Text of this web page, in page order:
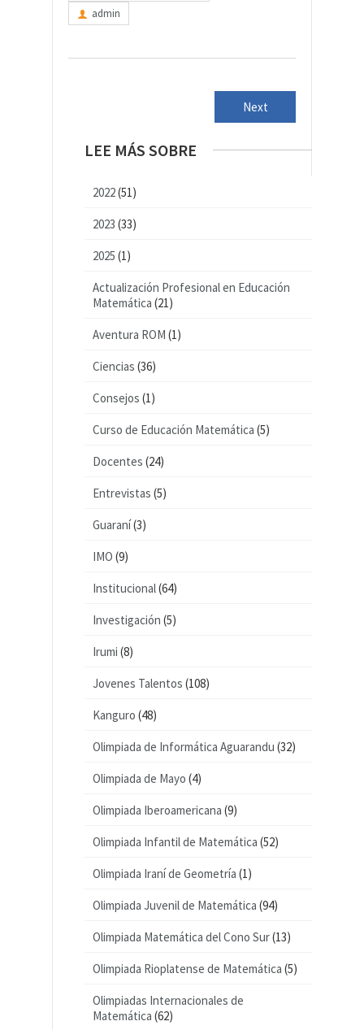
admin
Next
LEE MÁS SOBRE
2022(51)
2023 (33)
2025 (1)
Actualización Profesional en Educación
Matemática (21)
Aventura ROM (1)
Ciencias (36)
Consejos (1)
Curso de Educación Matemática (5)
Docentes (24)
Entrevistas (5)
Guaraní(3)
IMO (9)
Institucional(64)
Investigación (5)
Irumi (8)
Jovenes Talentos (108)
Kanguro (48)
Olimpiada de Informática Aguarandu (32)
Olimpiada de Mayo (4)
Olimpiada Iberoamericana (9)
Olimpiada Infantil de Matemática (52)
Olimpiada Iraní de Geometría (1)
Olimpiada Juvenil de Matemática (94)
Olimpiada Matemática del Cono Sur(13)
Olimpiada Rioplatense de Matemática (5)
Olimpiadas Internacionales de
Matemática (62)